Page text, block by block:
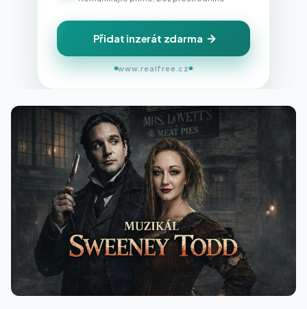
Přidat inzerát zdarma
www.realfree.cz